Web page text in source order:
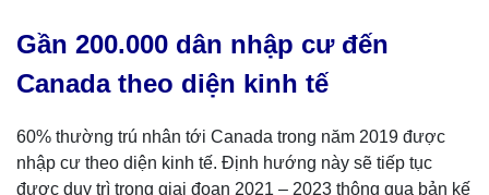
Gần 200.000 dân nhập cư đến
Canada theo diện kinh tế
60% thường trú nhân tới Canada trong năm 2019 được
nhập cư theo diện kinh tế. Định hướng này sẽ tiếp tục
được duy trì trong giai đoạn 2021 – 2023 thông qua bản kế